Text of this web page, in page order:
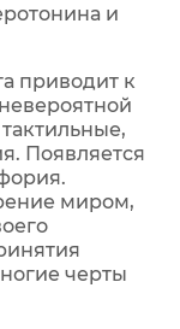
и
приводит к
Появляется
миром,
черты